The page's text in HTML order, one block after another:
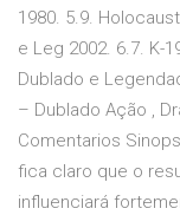
1980. 5.9.
e Leg 2002. 6.7. K-
Dublado e
– Dublado Ação ,
Comentarios
fica claro que o
influenciará